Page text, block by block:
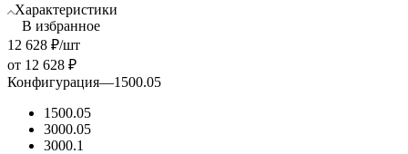
Характеристики
В избранное
12 628 ₽/шт
от 12 628 ₽
Конфигурация—1500.05
1500.05
3000.05
3000.1